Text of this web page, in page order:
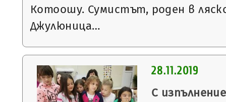
Котоошу. Сумистът, роден в
Джулюница…
28.11.2019
С